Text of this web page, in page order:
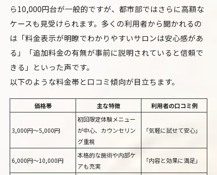
ら10,000円台が一般的ですが、都市部ではさらに高額な
ケースも見受けられます。多くの利用者から聞かれるの
は「料金表示が明瞭でわかりやすいサロンは安心感があ
る」「追加料金の有無が事前に説明されていると信頼で
きる」といった声です。
以下のような料金帯と口コミ傾向が目立ちます。
価格帯 主な特徴 利用者の口コミ例
3,000円～5,000円
初回限定体験メニュー
が中心、カウンセリン
グ重視
「気軽に試せて安心」
6,000円～10,000円
本格的な施術や内部ケ
アも充実
「内容と効果に満足」